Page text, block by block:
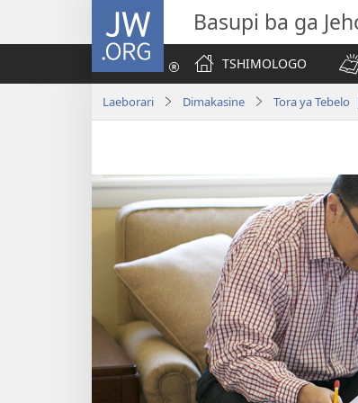
JW.ORG Basupi ba ga
TSHIMOLOGO
Laeborari Dimakasine Tora ya